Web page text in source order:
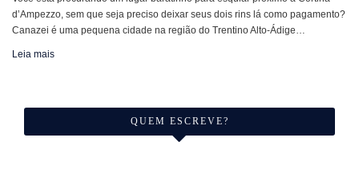
d’Ampezzo, sem que seja preciso deixar seus dois rins lá como pagamento?
Canazei é uma pequena cidade na região do Trentino Alto-Ádige…
Leia mais
QUEM ESCREVE?